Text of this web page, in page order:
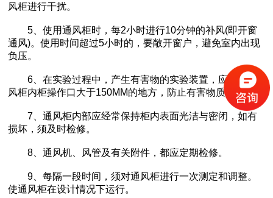
风柜进行干扰。
5、使用通风柜时，每2小时进行10分钟的补风(即开窗
通风)。使用时间超过5小时的，要敞开窗户，避免室内出现
负压。
6、在实验过程中，产生有害物的实验装置，应放在通
风柜内柜操作口大于150MM的地方，防止有害物质溢出。
7、通风柜内部应经常保持柜内表面光洁与密闭，如有
损坏，须及时检修。
8、通风机、风管及有关附件，都应定期检修。
9、每隔一段时间，须对通风柜进行一次测定和调整。
使通风柜在设计情况下运行。